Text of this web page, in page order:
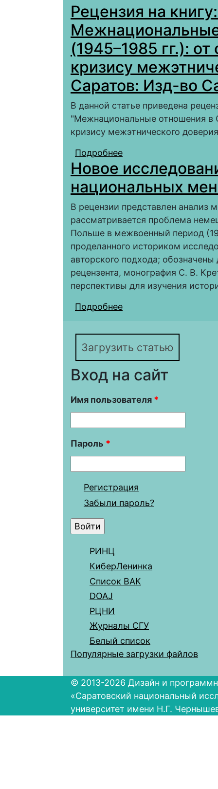
Рецензия на
(1945–1985 гг.):
кризису
Саратов: Изд-во
В данной статье приведена
"Межнациональные отношения в
кризису межэтнического
Подробнее
СССР (1945–1985
межэтнического
с.
Новое
национальных
В рецензии представлен анализ
рассматривается проблема
Польше в межвоенный период
проделанного историком
авторского подхода;
рецензента, монография С. В.
перспективы для изучения
Подробнее
Загрузить статью
Вход на сайт
Имя пользователя *
Пароль *
Регистрация
Забыли пароль?
РИНЦ
КиберЛенинка
Список ВАК
DOAJ
РЦНИ
Журналы СГУ
Белый список
Популярные загрузки файлов
© 2013-2026 Дизайн и
«Саратовский национальный
университет имени Н.Г.